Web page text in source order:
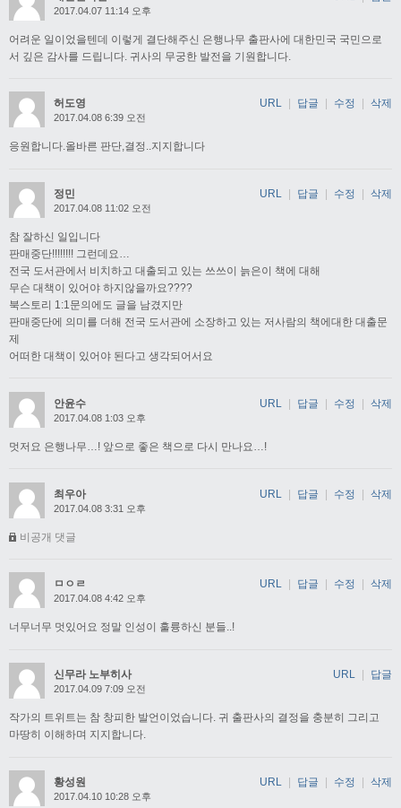
2017.04.07 11:14 오후
어려운 일이었을텐데 이렇게 결단해주신 은행나무 출판사에 대한민국 국민으로
서 깊은 감사를 드립니다. 귀사의 무궁한 발전을 기원합니다.
허도영
2017.04.08 6:39 오전
응원합니다.올바른 판단,결정..지지합니다
URL 답글 수정 삭제
정민
2017.04.08 11:02 오전
참 잘하신 일입니다
판매중단!!!!!!!! 그런데요…
전국 도서관에서 비치하고 대출되고 있는 쓰쓰이 늙은이 책에 대해
무슨 대책이 있어야 하지않을까요????
북스토리 1:1문의에도 글을 남겼지만
판매중단에 의미를 더해 전국 도서관에 소장하고 있는 저사람의 책에대한 대출문
제
어떠한 대책이 있어야 된다고 생각되어서요
URL 답글 수정 삭제
안윤수
2017.04.08 1:03 오후
멋저요 은행나무…! 앞으로 좋은 책으로 다시 만나요…!
URL | 답글 | 수정 | 삭제
최우아
2017.04.08 3:31 오후
비공개 댓글
URL | 답글 | 수정 | 삭제
ㅁㅇㄹ
2017.04.08 4:42 오후
너무너무 멋있어요 정말 인성이 훌륭하신 분들..!
URL 답글 수정 삭제
신무라 노부히사
2017.04.09 7:09 오전
작가의 트위트는 참 창피한 발언이었습니다. 귀 출판사의 결정을 충분히 그리고
마땅히 이해하며 지지합니다.
URL 답글
황성원
2017.04.10 10:28 오후
URL 답글 수정 삭제